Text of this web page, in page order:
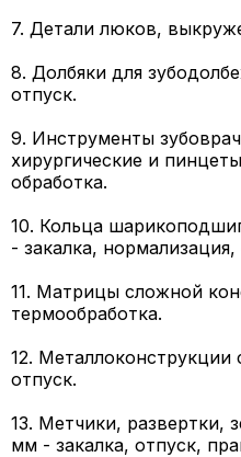
7. Детали люков,
8. Долбяки для
отпуск.
9. Инструменты
хирургические и
обработка.
10. Кольца
- закалка, нормализация,
11. Матрицы сложной
термообработка.
12.
отпуск.
13. Метчики, развертки,
мм - закалка, отпуск,